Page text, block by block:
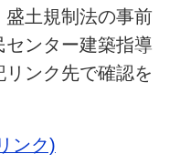
土規制法の事前
ンター建築指導
ンク先で確認を
ンク)